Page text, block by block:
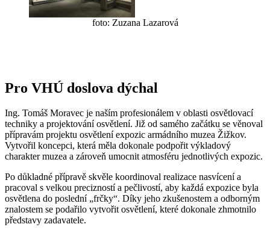
foto: Zuzana Lazarová
Pro VHÚ doslova dýchal
Ing. Tomáš Moravec je naším profesionálem v oblasti osvětlovací
techniky a projektování osvětlení. Již od samého začátku se věnoval
přípravám projektu osvětlení expozic armádního muzea Žižkov.
Vytvořil koncepci, která měla dokonale podpořit výkladový
charakter muzea a zároveň umocnit atmosféru jednotlivých expozic.
Po důkladné přípravě skvěle koordinoval realizace nasvícení a
pracoval s velkou precizností a pečlivostí, aby každá expozice byla
osvětlena do poslední „frčky“. Díky jeho zkušenostem a odborným
znalostem se podařilo vytvořit osvětlení, které dokonale zhmotnilo
představy zadavatele.